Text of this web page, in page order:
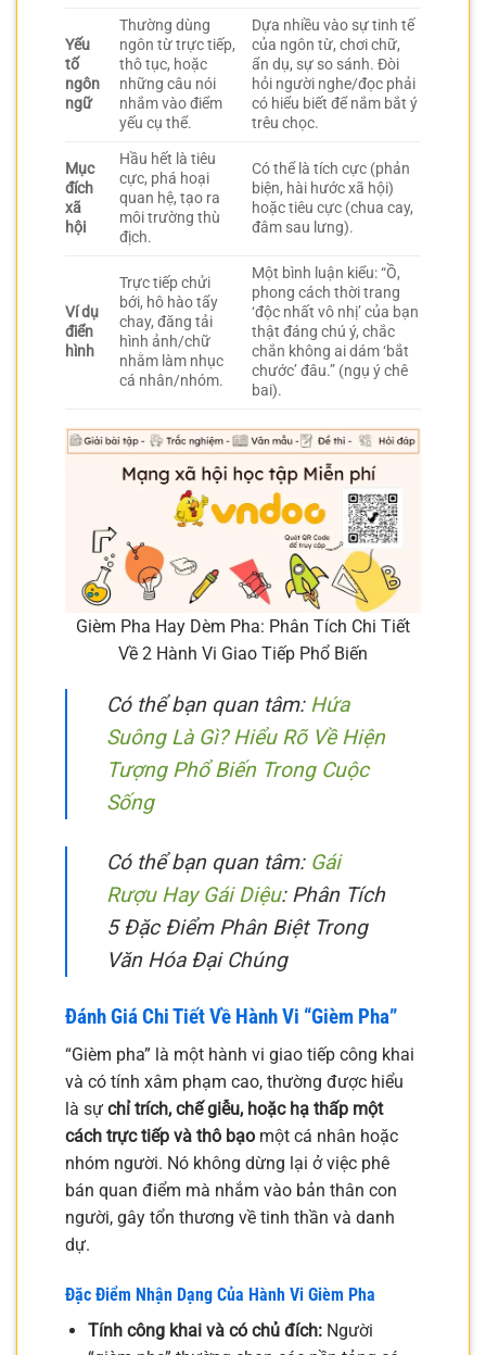
Yếu
tố
ngôn
ngữ
Thường dùng
ngôn từ trực tiếp,
thô tục, hoặc
những câu nói
nhắm vào điểm
yếu cụ thể.
Dựa nhiều vào sự tinh tế
của ngôn từ, chơi chữ,
ẩn dụ, sự so sánh. Đòi
hỏi người nghe/đọc phải
có hiểu biết để nắm bắt ý
trêu chọc.
Mục
đích
xã
hội
Hầu hết là tiêu
cực, phá hoại
quan hệ, tạo ra
môi trường thù
địch.
Có thể là tích cực (phản
biện, hài hước xã hội)
hoặc tiêu cực (chua cay,
đâm sau lưng).
Ví dụ
điển
hình
Trực tiếp chửi
bới, hô hào tẩy
chay, đăng tải
hình ảnh/chữ
nhằm làm nhục
cá nhân/nhóm.
Một bình luận kiểu: “Ồ,
phong cách thời trang
‘độc nhất vô nhị’ của bạn
thật đáng chú ý, chắc
chắn không ai dám ‘bắt
chước’ đâu.” (ngụ ý chê
bai).
Gièm Pha Hay Dèm Pha: Phân Tích Chi Tiết
Về 2 Hành Vi Giao Tiếp Phổ Biến
Có thể bạn quan tâm: Hứa
Suông Là Gì? Hiểu Rõ Về Hiện
Tượng Phổ Biến Trong Cuộc
Sống
Có thể bạn quan tâm: Gái
Rượu Hay Gái Diệu: Phân Tích
5 Đặc Điểm Phân Biệt Trong
Văn Hóa Đại Chúng
Đánh Giá Chi Tiết Về Hành Vi “Gièm Pha”
“Gièm pha” là một hành vi giao tiếp công khai
và có tính xâm phạm cao, thường được hiểu
là sự chỉ trích, chế giễu, hoặc hạ thấp một
cách trực tiếp và thô bạo một cá nhân hoặc
nhóm người. Nó không dừng lại ở việc phê
bán quan điểm mà nhắm vào bản thân con
người, gây tổn thương về tinh thần và danh
dự.
Đặc Điểm Nhận Dạng Của Hành Vi Gièm Pha
Tính công khai và có chủ đích:Người